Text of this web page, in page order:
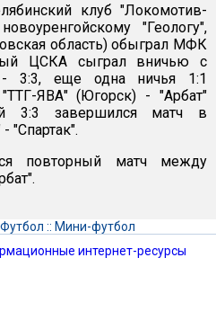
клуб "Локомотив-
"Геологу",
область) обыграл МФК
ЦСКА сыграл вничью с
- 3:3, еще одна ничья 1:1
ЯВА" (Югорск) - "Арбат"
3:3 завершился матч в
"Спартак".
повторный матч между
Футбол :: Мини-футбол
интернет-ресурсы